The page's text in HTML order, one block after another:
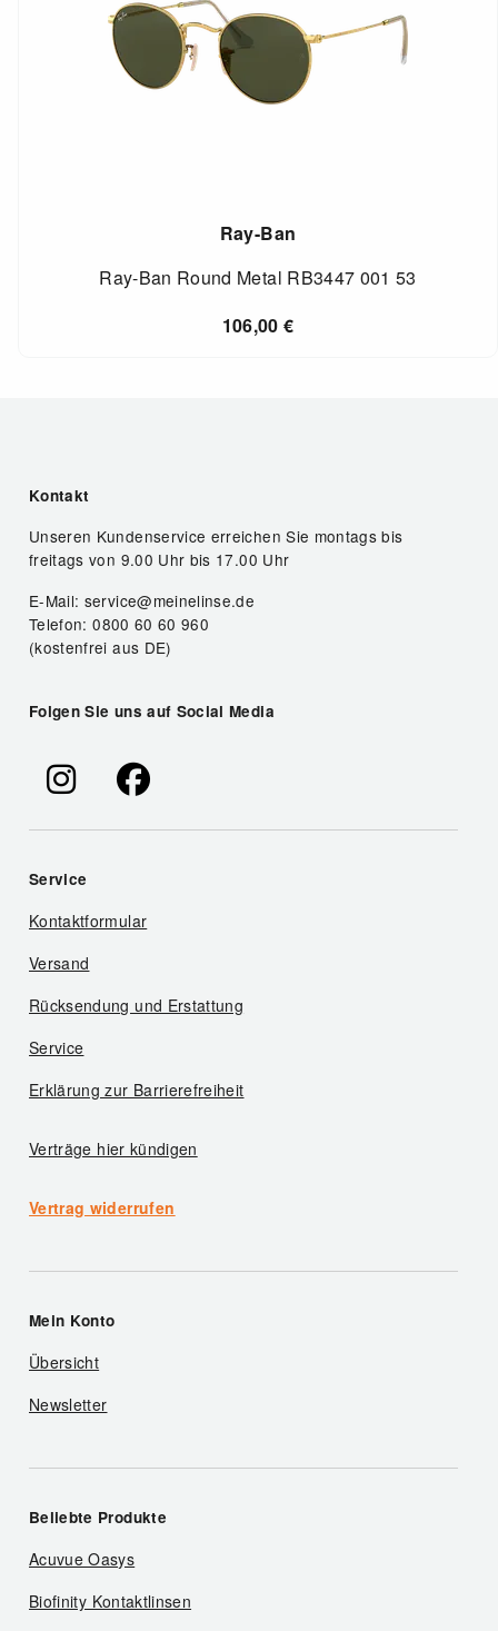
Ray-Ban
Ray-Ban Round Metal RB3447 001 53
106,00€
Kontakt
Unseren Kundenservice erreichen Sie montags bis
freitags von 9.00 Uhr bis 17.00 Uhr
E-Mail: service@meinelinse.de
Telefon: 0800 60 60 960
(kostenfrei aus DE)
Folgen Sie uns auf Social Media
Service
Kontaktformular
Versand
Rücksendung und Erstattung
Service
Erklärung zur Barrierefreiheit
Verträge hier kündigen
Vertrag widerrufen
Mein Konto
Übersicht
Newsletter
Beliebte Produkte
Acuvue Oasys
Biofinity Kontaktlinsen